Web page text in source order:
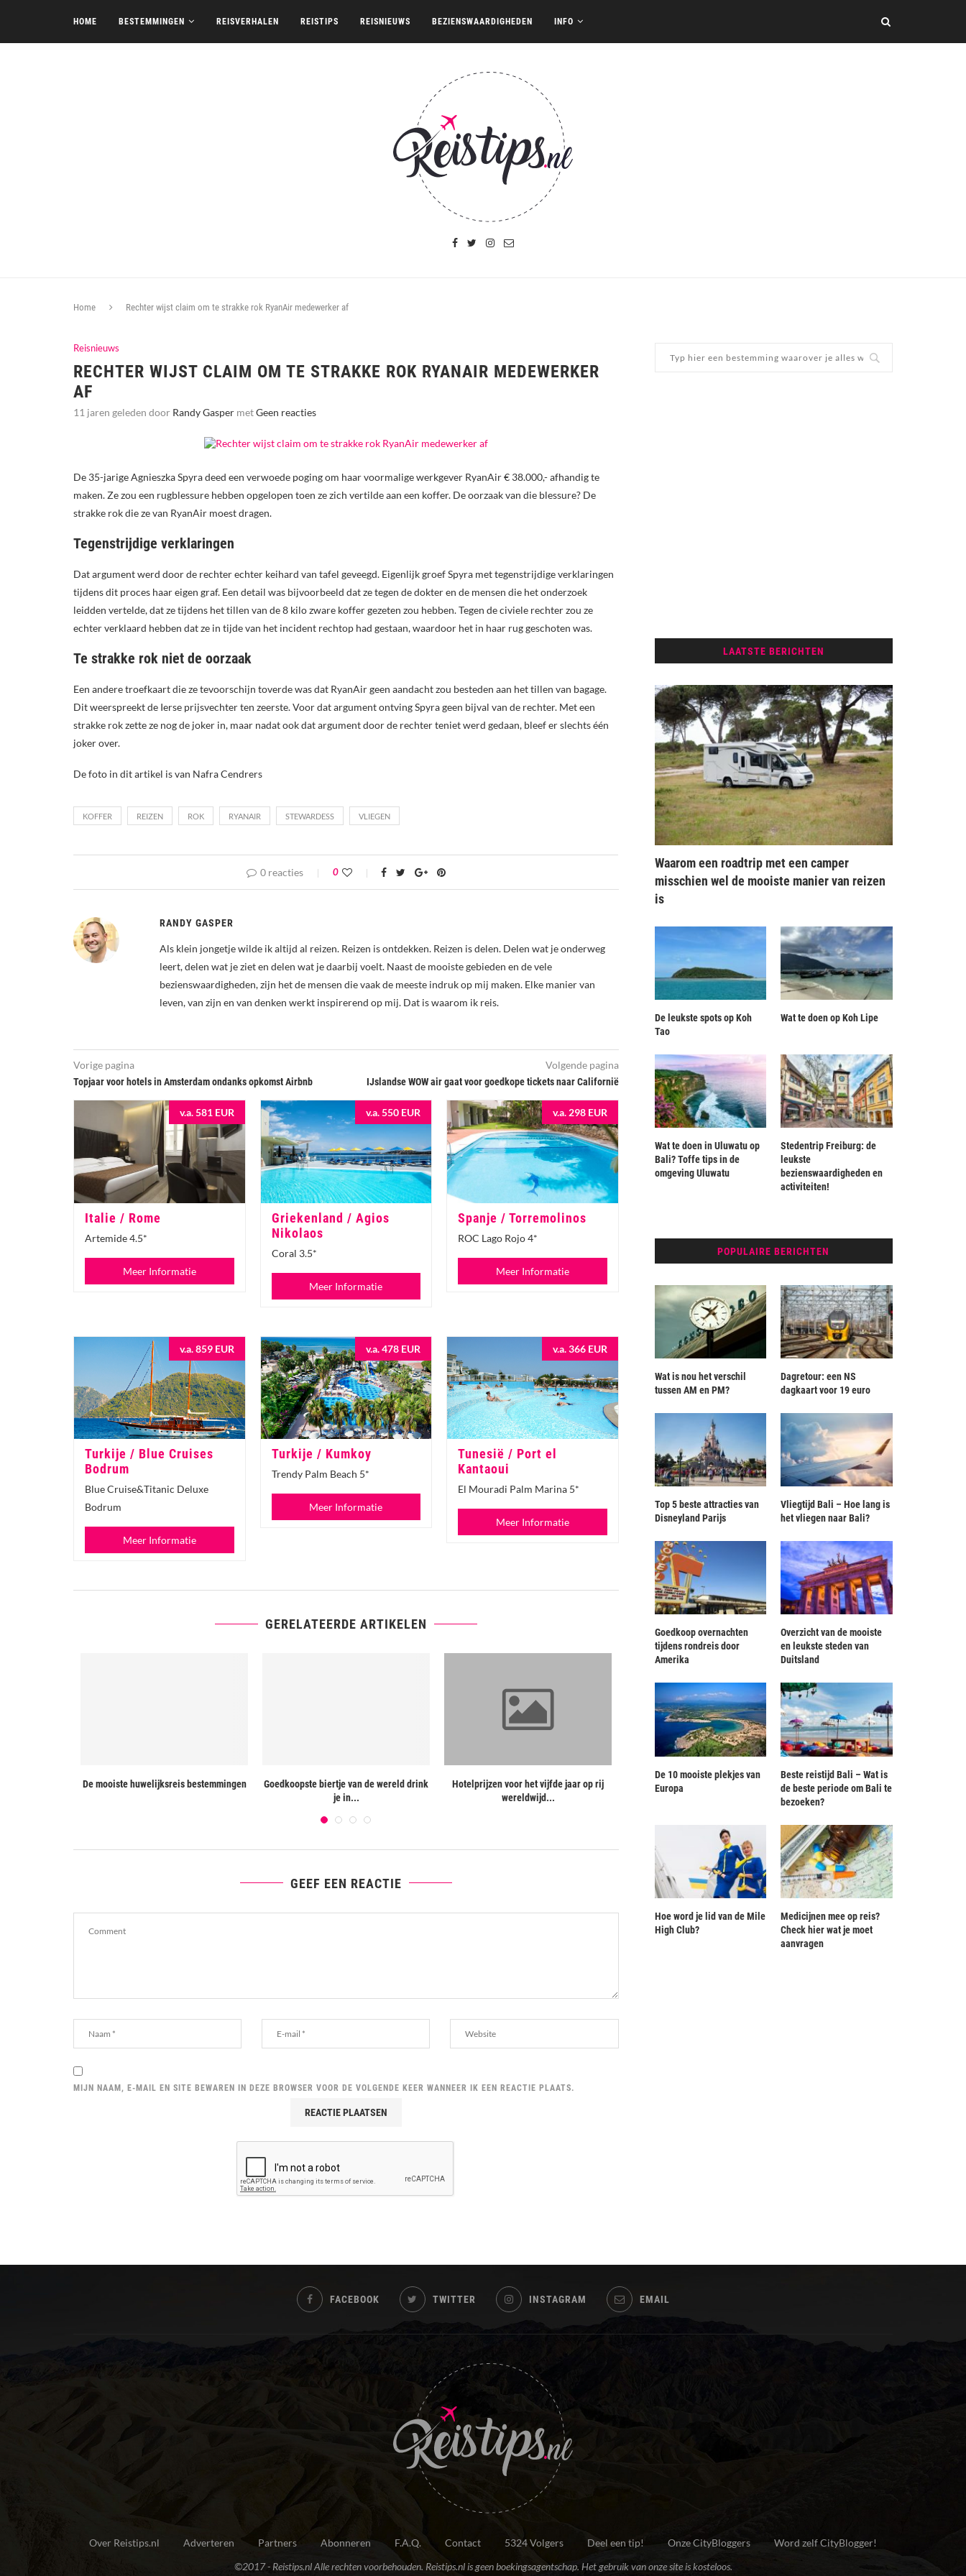
HOME BESTEMMINGEN REISVERHALEN REISTIPS REISNIEUWS BEZIENSWAARDIGHEDEN INFO
Home Rechter wijst claim om te strakke rok RyanAir medewerker af
Reisnieuws
RECHTER WIJST CLAIM OM TE STRAKKE ROK RYANAIR MEDEWERKER
AF
11 jaren geleden door Randy Gasper metGeen reacties
De 35-jarige Agnieszka Spyra deed een verwoede poging om haar voormalige werkgever RyanAir € 38.000,- afhandig te
maken. Ze zou een rugblessure hebben opgelopen toen ze zich vertilde aan een koffer. De oorzaak van die blessure? De
strakke rok die ze van RyanAir moest dragen.
Tegenstrijdige verklaringen
Dat argument werd door de rechter echter keihard van tafel geveegd. Eigenlijk groef Spyra met tegenstrijdige verklaringen
tijdens dit proces haar eigen graf. Een detail was bijvoorbeeld dat ze tegen de dokter en de mensen die het onderzoek
leidden vertelde, dat ze tijdens het tillen van de 8 kilo zware koffer gezeten zou hebben. Tegen de civiele rechter zou ze
echter verklaard hebben dat ze in tijde van het incident rechtop had gestaan, waardoor het in haar rug geschoten was.
Te strakke rok niet de oorzaak
Een andere troefkaart die ze tevoorschijn toverde was dat RyanAir geen aandacht zou besteden aan het tillen van bagage.
Dit weerspreekt de Ierse prijsvechter ten zeerste. Voor dat argument ontving Spyra geen bijval van de rechter. Met een
strakke rok zette ze nog de joker in, maar nadat ook dat argument door de rechter teniet werd gedaan, bleef er slechts één
joker over.
De foto in dit artikel is van Nafra Cendrers
KOFFER REIZEN ROK RYANAIR STEWARDESS VLIEGEN
0 reacties 0
RANDY GASPER
Als klein jongetje wilde ik altijd al reizen. Reizen is ontdekken. Reizen is delen. Delen wat je onderweg
leert, delen wat je ziet en delen wat je daarbij voelt. Naast de mooiste gebieden en de vele
bezienswaardigheden, zijn het de mensen die vaak de meeste indruk op mij maken. Elke manier van
leven, van zijn en van denken werkt inspirerend op mij. Dat is waarom ik reis.
Vorige pagina
Topjaar voor hotels in Amsterdam ondanks opkomst Airbnb
Volgende pagina
IJslandse WOW air gaat voor goedkope tickets naar Californië
v.a. 581 EUR
Italie / Rome
Artemide 4.5*
Meer Informatie
v.a. 550 EUR
Griekenland / Agios
Nikolaos
Coral 3.5*
Meer Informatie
v.a. 298 EUR
Spanje / Torremolinos
ROC Lago Rojo 4*
Meer Informatie
v.a. 859 EUR
Turkije / Blue Cruises
Bodrum
Blue Cruise&Titanic Deluxe
Bodrum
Meer Informatie
v.a. 478 EUR
Turkije / Kumkoy
Trendy Palm Beach 5*
Meer Informatie
v.a. 366 EUR
Tunesië / Port el
Kantaoui
El Mouradi Palm Marina 5*
Meer Informatie
GERELATEERDE ARTIKELEN
De mooiste huwelijksreis bestemmingen
Goedkoopste biertje van de wereld drink
je in...
Hotelprijzen voor het vijfde jaar op rij
wereldwijd...
Hoge pief Korean Air ontslagen na
uitbrander over...
Piloot Alitalia trekt toestel weer op
GEEF EEN REACTIE
MIJN NAAM, E-MAIL EN SITE BEWAREN IN DEZE BROWSER VOOR DE VOLGENDE KEER WANNEER IK EEN REACTIE PLAATS.
LAATSTE BERICHTEN
Waarom een roadtrip met een camper
misschien wel de mooiste manier van reizen
is
De leukste spots op Koh
Tao
Wat te doen op Koh Lipe
Wat te doen in Uluwatu op
Bali? Toffe tips in de
omgeving Uluwatu
Stedentrip Freiburg: de
leukste
bezienswaardigheden en
activiteiten!
POPULAIRE BERICHTEN
Wat is nou het verschil
tussen AM en PM?
Dagretour: een NS
dagkaart voor 19 euro
Top 5 beste attracties van
Disneyland Parijs
Vliegtijd Bali – Hoe lang is
het vliegen naar Bali?
Goedkoop overnachten
tijdens rondreis door
Amerika
Overzicht van de mooiste
en leukste steden van
Duitsland
De 10 mooiste plekjes van
Europa
Beste reistijd Bali – Wat is
de beste periode om Bali te
bezoeken?
Hoe word je lid van de Mile
High Club?
Medicijnen mee op reis?
Check hier wat je moet
aanvragen
FACEBOOK TWITTER INSTAGRAM EMAIL
Over Reistips.nl Adverteren Partners Abonneren F.A.Q. Contact 5324 Volgers Deel een tip! Onze CityBloggers
Word zelf CityBlogger!
©2017 - Reistips.nl Alle rechten voorbehouden. Reistips.nl is geen boekingsagentschap. Het gebruik van onze site is kosteloos.